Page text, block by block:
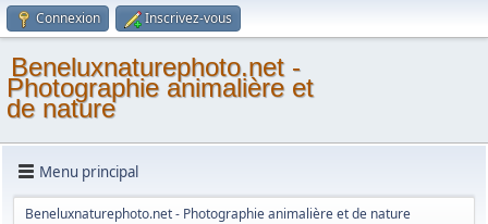
Connexion Inscrivez-vous
Beneluxnaturephoto.net -
Photographie animalière et
de nature
Menu principal
Beneluxnaturephoto.net - Photographie animalière et de nature